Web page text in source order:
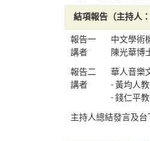
結項報告（主持人
報告一
講者
中文學術
陳光華博
報告二
講者
華人音樂
- 黃均人
- 錢仁平
主持人總結發言及台